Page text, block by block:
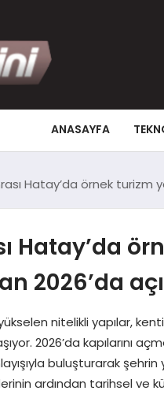
ANASAYFA
Hatay’da örnek turizm
Hatay’da
2026’da
nitelikli yapılar,
2026’da kapılarını
buluşturarak
ardından tarihsel ve